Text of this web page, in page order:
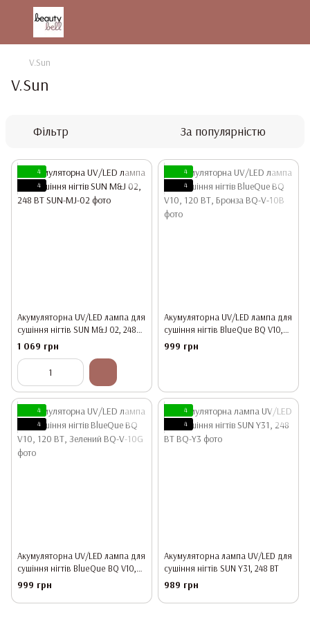
V.Sun
V.Sun
Фільтр За популярністю
4
4
Акумуляторна UV/LED лампа для
сушіння нігтів SUN M&J 02, 248
ВТ
1 069 грн
4
4
Акумуляторна UV/LED лампа для
сушіння нігтів BlueQue BQ V10,
120 ВТ, Бронза
999 грн
4
4
Акумуляторна UV/LED лампа для
сушіння нігтів BlueQue BQ V10,
120 ВТ, Зелений
999 грн
4
4
Акумуляторна лампа UV/LED для
сушіння нігтів SUN Y31, 248 ВТ
989 грн